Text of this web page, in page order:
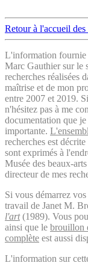
Retour à l'accueil des
L'information fournie
Marc Gauthier sur le
recherches réalisées
maîtrise et de mon
entre 2007 et 2019.
n'hésitez pas à me
documentation que je
importante.
recherches est
sont exprimés à
Musée des beaux-
directeur de mes
Si vous démarrez
travail de Janet M.
l'art(1989). Vous
ainsi que le brouillon
complète est aussi
L'information sur